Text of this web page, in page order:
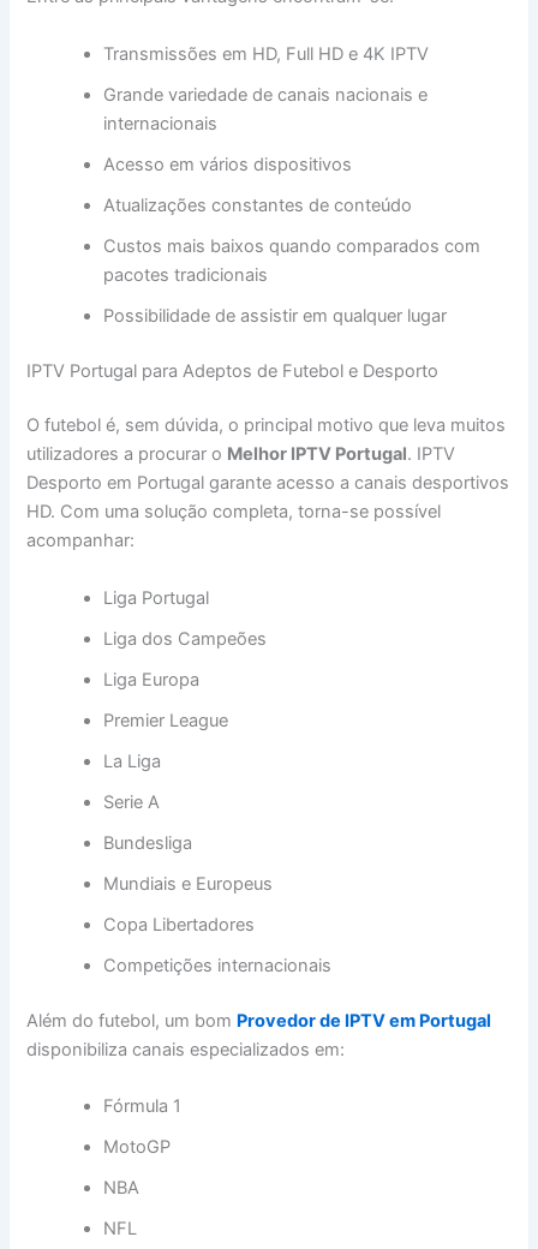
Transmissões em HD, Full HD e 4K IPTV
Grande variedade de canais nacionais e
internacionais
Acesso em vários dispositivos
Atualizações constantes de conteúdo
Custos mais baixos quando comparados com
pacotes tradicionais
Possibilidade de assistir em qualquer lugar
IPTV Portugal para Adeptos de Futebol e Desporto
O futebol é, sem dúvida, o principal motivo que leva muitos
utilizadores a procurar o Melhor IPTV Portugal. IPTV
Desporto em Portugal garante acesso a canais desportivos
HD. Com uma solução completa, torna-se possível
acompanhar:
Liga Portugal
Liga dos Campeões
Liga Europa
Premier League
La Liga
Serie A
Bundesliga
Mundiais e Europeus
Copa Libertadores
Competições internacionais
Além do futebol, um bom Provedor de IPTV em Portugal
disponibiliza canais especializados em:
Fórmula 1
MotoGP
NBA
NFL